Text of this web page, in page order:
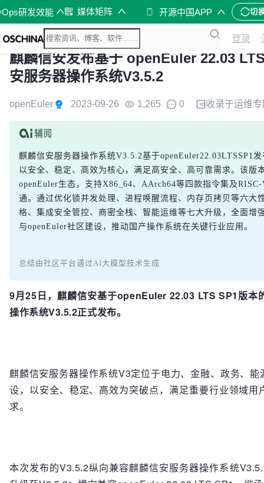
研发效能 媒体矩阵 开源中国APP 切
登录
麒麟信安发布基于 openEuler 22.03
安服务器操作系统V3.5.2
openEuler 2023-09-26 1,265 0 收录于运维
麒麟信安服务器操作系统V3.5.2基于openEuler22.03LTSSP1
以安全、稳定、高效为核心，满足高安全、高可靠需求。该版
openEuler生态，支持X86_64、AArch64等四款指令集及
通。通过优化锁并发处理、进程唤醒流程、内存页拷贝等六大
格、集成安全管控、商密全栈、智能运维等七大升级，全面增
与openEuler社区建设，推动国产操作系统在关键行业应用。
总结由社区平台通过AI大模型技术生成
9月25日，麒麟信安基于openEuler 22.03 LTS SP1版
操作系统V3.5.2正式发布。
麒麟信安服务器操作系统V3定位于电力、金融、政务、
设，以安全、稳定、高效为突破点，满足重要行业领域
求。
本次发布的V3.5.2纵向兼容麒麟信安服务器操作系统